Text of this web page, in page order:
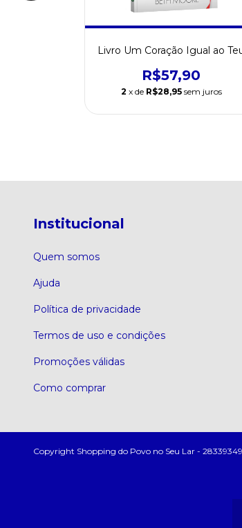
Livro Um Coração Igual ao
R$57,90
2 x de R$28,95 sem juros
Institucional
Quem somos
Ajuda
Política de privacidade
Termos de uso e condições
Promoções válidas
Como comprar
Copyright Shopping do Povo no Seu Lar -